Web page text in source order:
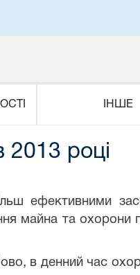
ІНШЕ
2013 році
ефективними
майна та охорони
в денний час